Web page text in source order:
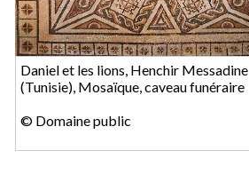
Daniel et les lions, Henchir Messadine
(Tunisie), Mosaïque, caveau funéraire
© Domaine public